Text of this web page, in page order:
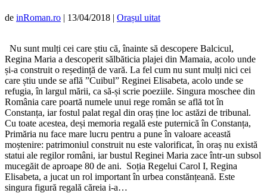
de inRoman.ro | 13/04/2018 | Orașul uitat
Nu sunt mulți cei care știu că, înainte să descopere Balcicul,
Regina Maria a descoperit sălbăticia plajei din Mamaia, acolo unde
și-a construit o reședință de vară. La fel cum nu sunt mulți nici cei
care știu unde se află ”Cuibul” Reginei Elisabeta, acolo unde se
refugia, în largul mării, ca să-și scrie poeziile. Singura moschee din
România care poartă numele unui rege român se află tot în
Constanța, iar fostul palat regal din oraș ține loc astăzi de tribunal.
Cu toate acestea, deși memoria regală este puternică în Constanța,
Primăria nu face mare lucru pentru a pune în valoare această
moștenire: patrimoniul construit nu este valorificat, în oraș nu există
statui ale regilor români, iar bustul Reginei Maria zace într-un subsol
mucegăit de aproape 80 de ani. Soția Regelui Carol I, Regina
Elisabeta, a jucat un rol important în urbea constănțeană. Este
singura figură regală căreia i-a…